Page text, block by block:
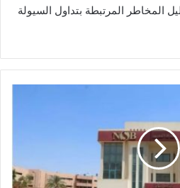
المخاطر المرتبطة بتداول السيولة